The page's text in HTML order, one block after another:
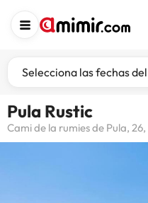
Selecciona las fechas
Pula Rustic
Cami de la rumies de Pula,